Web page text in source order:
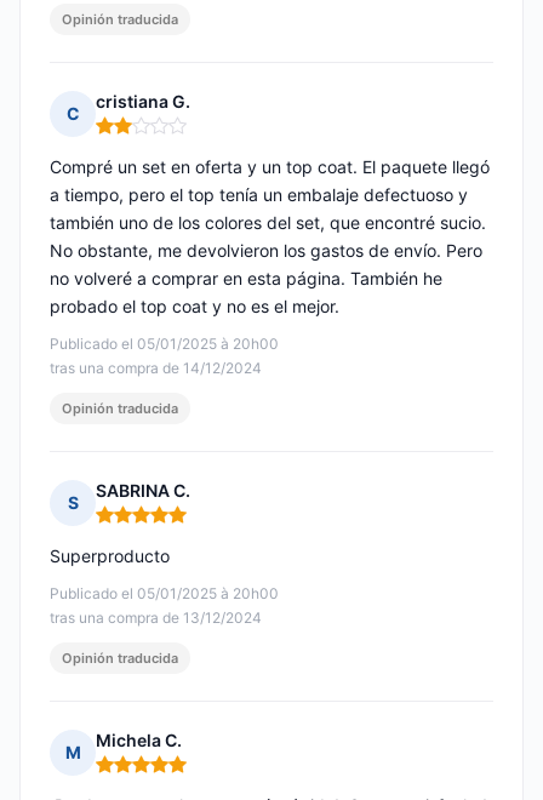
Opinión traducida
C
cristiana G.
Nota: 2 de 5
Publicado el 05/01/2025 à 20h00
tras una compra de 14/12/2024
Compré un set en oferta y un top coat. El paquete llegó
a tiempo, pero el top tenía un embalaje defectuoso y
también uno de los colores del set, que encontré sucio.
No obstante, me devolvieron los gastos de envío. Pero
no volveré a comprar en esta página. También he
probado el top coat y no es el mejor.
Opinión traducida
S
SABRINA C.
Nota: 5 de 5
Publicado el 05/01/2025 à 20h00
tras una compra de 13/12/2024
Superproducto
Opinión traducida
M
Michela C.
Nota: 5 de 5